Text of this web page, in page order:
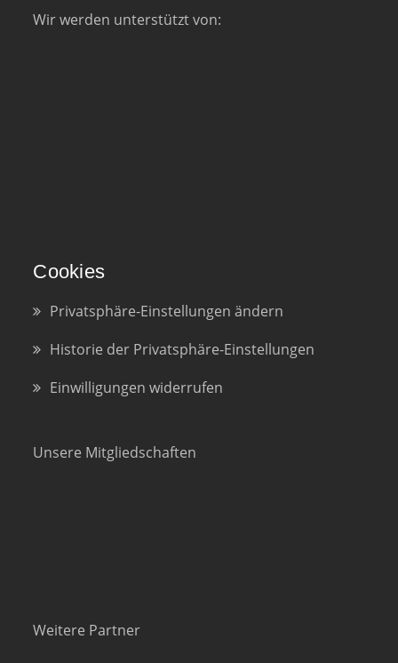
Wir werden unterstützt von:
Cookies
Privatsphäre-Einstellungen ändern
Historie der Privatsphäre-Einstellungen
Einwilligungen widerrufen
Unsere Mitgliedschaften
Weitere Partner